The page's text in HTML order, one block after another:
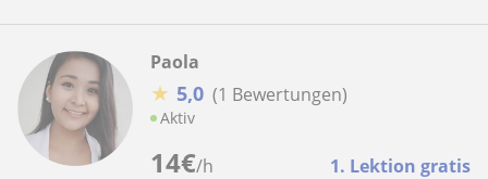
14€/h 1. Lektion gratis
Paola
★ 5,0 (1 Bewertungen)
Aktiv